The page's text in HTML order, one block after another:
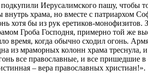
Иерусалимского пашу, чтобы
храма, но вместе с патриархом
хотя бы из рук еретиков-
Гроба Господня, примерно той же
время, когда обычно сходил огонь.
из мраморных колонн храма
все православные, и все пришедшие
– вера православных христиан!».